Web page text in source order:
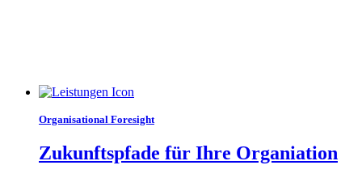
Organisational Foresight
Zukunftspfade für Ihre Organiation